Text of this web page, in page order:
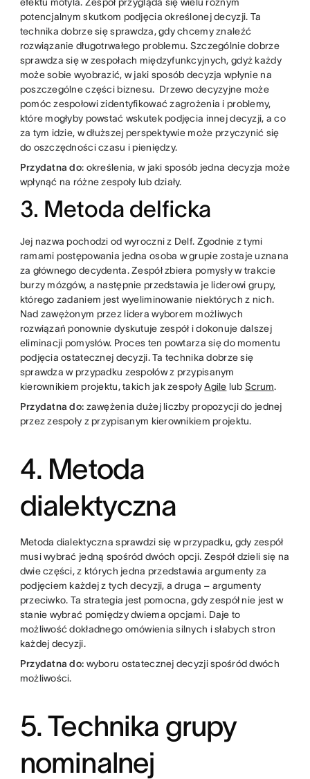
potencjalnym skutkom podjęcia określonej decyzji. Ta
technika dobrze się sprawdza, gdy chcemy znaleźć
rozwiązanie długotrwałego problemu. Szczególnie dobrze
sprawdza się w zespołach międzyfunkcyjnych, gdyż każdy
może sobie wyobrazić, w jaki sposób decyzja wpłynie na
poszczególne części biznesu. Drzewo decyzyjne może
pomóc zespołowi zidentyfikować zagrożenia i problemy,
które mogłyby powstać wskutek podjęcia innej decyzji, a co
za tym idzie, w dłuższej perspektywie może przyczynić się
do oszczędności czasu i pieniędzy.
Przydatna do: określenia, w jaki sposób jedna decyzja może
wpłynąć na różne zespoły lub działy.
3. Metoda delficka
Jej nazwa pochodzi od wyroczni z Delf. Zgodnie z tymi
ramami postępowania jedna osoba w grupie zostaje uznana
za głównego decydenta. Zespół zbiera pomysły w trakcie
burzy mózgów, a następnie przedstawia je liderowi grupy,
którego zadaniem jest wyeliminowanie niektórych z nich.
Nad zawężonym przez lidera wyborem możliwych
rozwiązań ponownie dyskutuje zespół i dokonuje dalszej
eliminacji pomysłów. Proces ten powtarza się do momentu
podjęcia ostatecznej decyzji. Ta technika dobrze się
sprawdza w przypadku zespołów z przypisanym
kierownikiem projektu, takich jak zespołyAgile lub Scrum.
Przydatna do: zawężenia dużej liczby propozycji do jednej
przez zespoły z przypisanym kierownikiem projektu.
4. Metoda
dialektyczna
Metoda dialektyczna sprawdzi się w przypadku, gdy zespół
musi wybrać jedną spośród dwóch opcji. Zespół dzieli się na
dwie części, z których jedna przedstawia argumenty za
podjęciem każdej z tych decyzji, a druga – argumenty
przeciwko. Ta strategia jest pomocna, gdy zespół nie jest w
stanie wybrać pomiędzy dwiema opcjami. Daje to
możliwość dokładnego omówienia silnych i słabych stron
każdej decyzji.
Przydatna do: wyboru ostatecznej decyzji spośród dwóch
możliwości.
5. Technika grupy
nominalnej